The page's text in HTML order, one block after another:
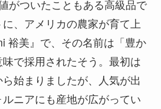
がついたこともある高級品で
、アメリカの農家が育て上
裕美』で、その名前は「豊か
で採用されたそう。最初は
始まりましたが、人気が出
ニアにも産地が広がってい